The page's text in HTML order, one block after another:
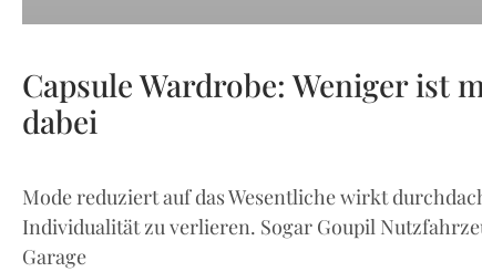
Capsule Wardrobe: Weniger ist
dabei
Mode reduziert auf das Wesentliche wirkt
Individualität zu verlieren. Sogar Goupil
Garage